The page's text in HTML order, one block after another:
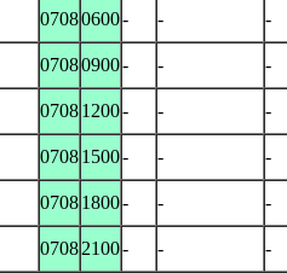
07080600- - -
07080900- - -
07081200- - -
07081500- - -
07081800- - -
07082100- -
-